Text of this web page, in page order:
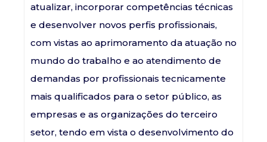
atualizar, incorporar competências técnicas
e desenvolver novos perfis profissionais,
com vistas ao aprimoramento da atuação no
mundo do trabalho e ao atendimento de
demandas por profissionais tecnicamente
mais qualificados para o setor público, as
empresas e as organizações do terceiro
setor, tendo em vista o desenvolvimento do